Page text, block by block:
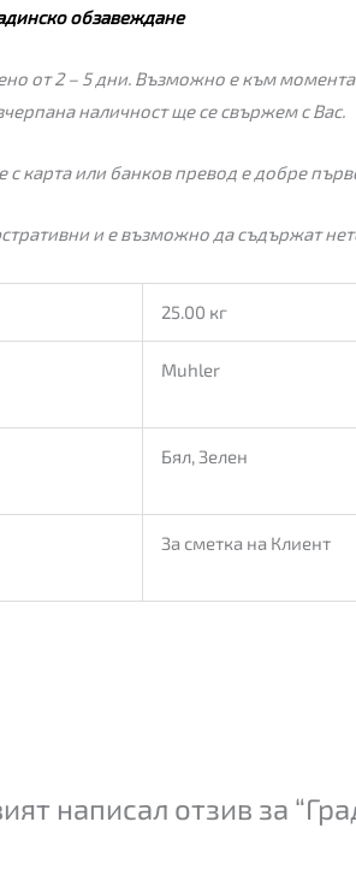
обзавеждане
от 2 – 5 дни. Възможно е към
наличност ще се свържем с Вас.
карта или банков превод е добре
и е възможно да съдържат
25.00 кг
Muhler
Бял, Зелен
За сметка на Клиент
написал отзив за